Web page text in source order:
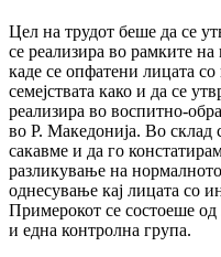
Цел на трудот беше да се
се реализира во рамките
каде се опфатени лицата
семејствата како и да се
реализира во воспитно-
во Р. Македонија. Во склад
сакавме и да го
разликување на
однесување кај лицата со
Примерокот се состоеше
и една контролна група.